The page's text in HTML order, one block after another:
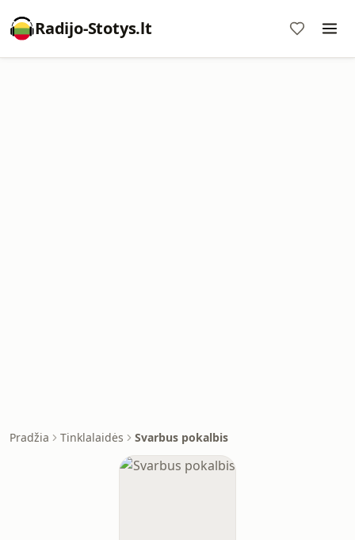
Radijo-Stotys.lt
Pradžia Tinklalaidės Svarbus pokalbis